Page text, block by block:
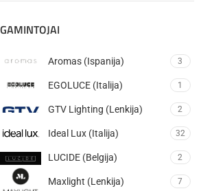
GAMINTOJAI
Aromas (Ispanija) 3
EGOLUCE (Italija) 1
GTV Lighting (Lenkija) 2
Ideal Lux (Italija) 32
LUCIDE (Belgija) 2
Maxlight (Lenkija) 7